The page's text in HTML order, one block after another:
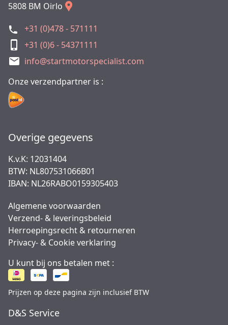
5808 BM Oirlo
+31 (0)478 - 571111
+31 (0)6 - 54371111
info@startmotorspecialist.com
Onze verzendpartner is :
Overige gegevens
K.v.K: 12031404
BTW: NL807531066B01
IBAN: NL26RABO0159305403
Algemene voorwaarden
Verzend- & leveringsbeleid
Herroepingsrecht & retourneren
Privacy- & Cookie verklaring
U kunt bij ons betalen met :
Prijzen op deze pagina zijn inclusief BTW
D&S Service